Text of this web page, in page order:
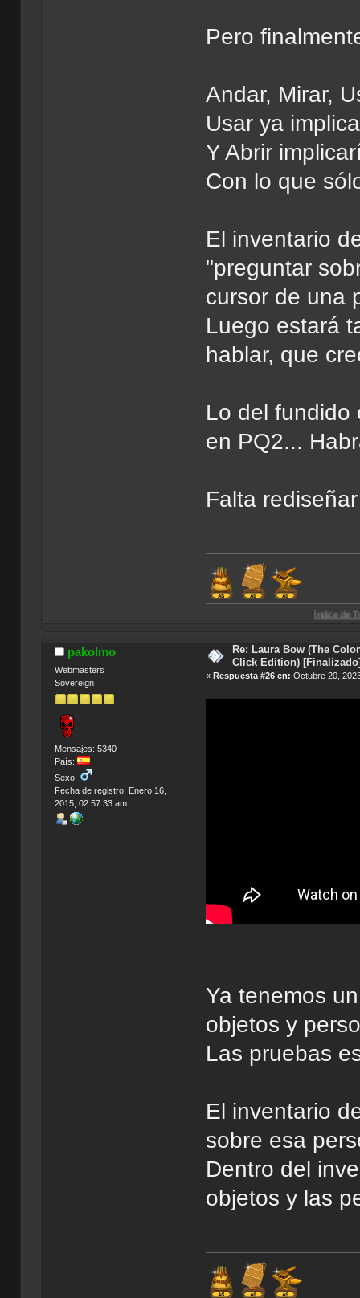
Pero
Andar, Mirar,
Usar ya
Y Abrir
Con lo que
El inventario
"preguntar
cursor de una
Luego estará
hablar, que
Lo del fundido
en PQ2...
Falta
Índice de Traducciones de
pakolmo
Webmasters
Sovereign
Mensajes: 5340
País:
Sexo:
Fecha de registro: Enero 16,
2015, 02:57:33 am
Re: Laura Bow (The
Click Edition)
«Respuesta #26 en: Octubre 20,
Ya tenemos
objetos y
Las pruebas
El inventario
sobre esa
Dentro del
objetos y las